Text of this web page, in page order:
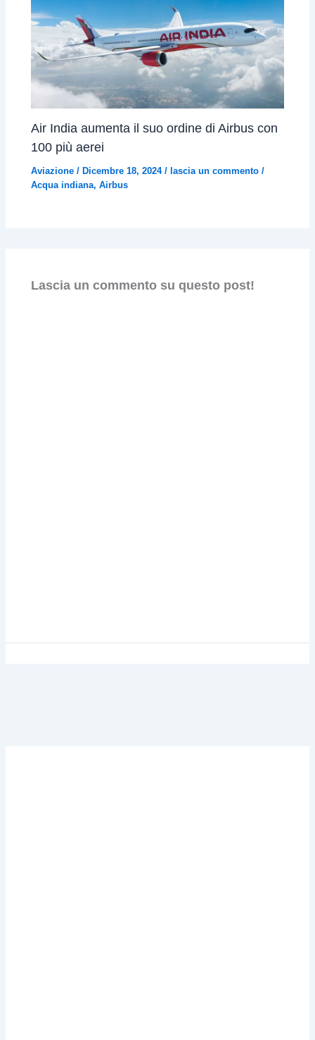
Air India aumenta il suo ordine di Airbus con
100 più aerei
Aviazione / Dicembre 18, 2024/ lascia un commento /
Acqua indiana,Airbus
Lascia un commento su questo post!